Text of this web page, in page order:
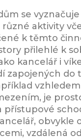
se
různé aktivity
k těmto
přilehlé k
kancelář i
zapojených do
je
přístupové
vzdálená